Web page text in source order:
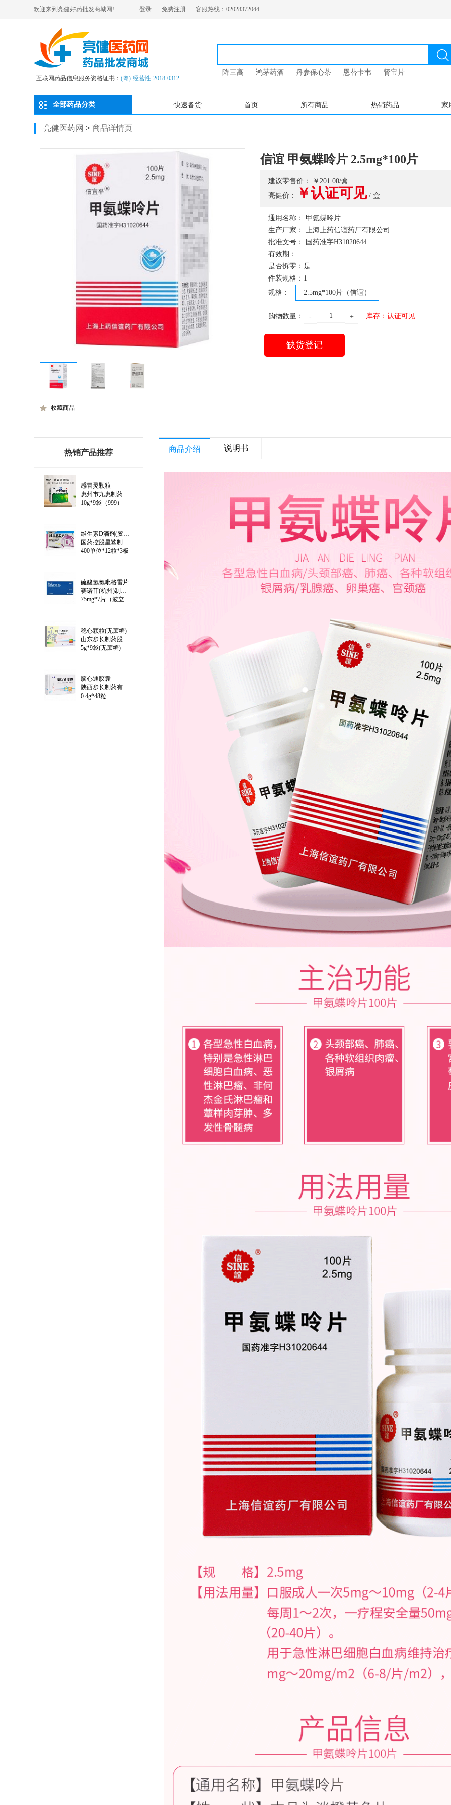
欢迎来到亮健好药批发商城网! 登录 免费注册 客服热线：02028372044
互联网药品信息服务资格证书： (粤)-经营性-2018-0312
降三高 鸿茅药酒 丹参保心茶 恩替卡韦 肾宝片
全部药品分类 快速备货 首页 所有商品 热销药品 家
亮健医药网 > 商品详情页
收藏商品
信谊 甲氨蝶呤片 2.5mg*100片
建议零售价： ￥201.00/盒
亮健价：
￥认证可见/ 盒
通用名称： 甲氨蝶呤片
生产厂家： 上海上药信谊药厂有限公司
批准文号： 国药准字H31020644
有效期：
是否拆零：是
件装规格：1
规格：
2.5mg*100片（信谊）
购物数量： - + 库存：认证可见
缺货登记
热销产品推荐
感冒灵颗粒
惠州市九惠制药股份有限公司
10g*9袋（999）
维生素D滴剂(胶囊型)（线上）
国药控股星鲨制药(厦门)有限公司
400单位*12粒*3板
硫酸氢氯吡格雷片
赛诺菲(杭州)制药有限公司
75mg*7片（波立维）
稳心颗粒(无蔗糖)
山东步长制药股份有限公司
5g*9袋(无蔗糖)
脑心通胶囊
陕西步长制药有限公司
0.4g*48粒
商品介绍 说明书